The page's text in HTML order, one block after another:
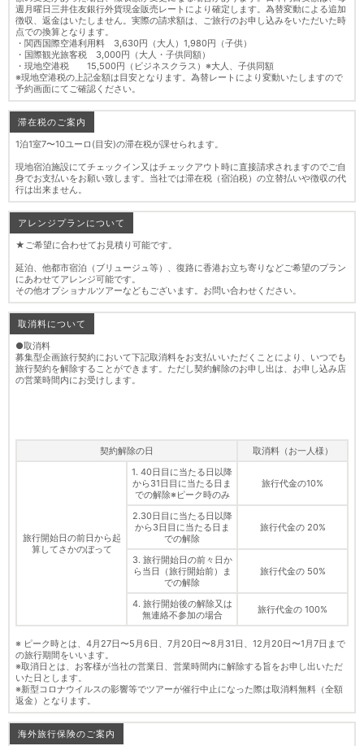
週月曜日三井住友銀行外貨現金販売レートにより確定します。為替変動による追加
徴収、返金はいたしません。実際の請求額は、ご旅行のお申し込みをいただいた時
点での換算となります。
・関西国際空港利用料 3,630円（大人）1,980円（子供）
・国際観光旅客税 3,000円（大人・子供同額）
・現地空港税 15,500円（ビジネスクラス）※大人、子供同額
※現地空港税の上記金額は目安となります。為替レートにより変動いたしますので
予約画面にてご確認ください。
滞在税のご案内
1泊1室7〜10ユーロ(目安)の滞在税が課せられます。
現地宿泊施設にてチェックイン又はチェックアウト時に直接請求されますのでご自
身でお支払いをお願い致します。当社では滞在税（宿泊税）の立替払いや徴収の代
行は出来ません。
アレンジプランについて
★ご希望に合わせてお見積り可能です。
延泊、他都市宿泊（ブリュージュ等）、復路に香港お立ち寄りなどご希望のプラン
にあわせてアレンジ可能です。
その他オプショナルツアーなどもございます。お問い合わせください。
取消料について
●取消料
募集型企画旅行契約において下記取消料をお支払いいただくことにより、いつでも
旅行契約を解除することができます。ただし契約解除のお申し出は、お申し込み店
の営業時間内にお受けします。
契約解除の日 取消料（お一人様）
旅行開始日の前日から起
算してさかのぼって
1. 40日目に当たる日以降
から31日目に当たる日ま
での解除※ピーク時のみ
旅行代金の10%
2.30日目に当たる日以降
から3日目に当たる日ま
での解除
旅行代金の 20%
3. 旅行開始日の前々日か
ら当日（旅行開始前）ま
での解除
旅行代金の 50%
4. 旅行開始後の解除又は
無連絡不参加の場合
旅行代金の 100%
※ ピーク時とは、4月27日〜5月6日、7月20日〜8月31日、12月20日〜1月7日まで
の旅行期間をいいます。
※取消日とは、お客様が当社の営業日、営業時間内に解除する旨をお申し出いただ
いた日とします。
※新型コロナウイルスの影響等でツアーが催行中止になった際は取消料無料（全額
返金）となります。
海外旅行保険のご案内